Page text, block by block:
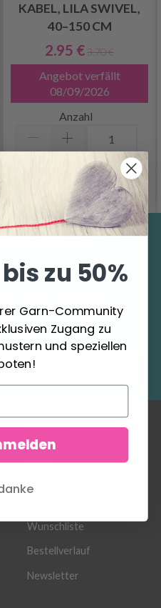
KABEL, LILA SWIVEL,
40–150 CM
2.95 €3.70 €
Angebot verfällt
08/09/2026
Anzahl
In den Warenkorb
zu 50%
Garn-Community und
und speziellen
KONTO
Wunschliste
Bestellverlauf
Newsletter
zu 50%
Garn-Community
Zugang zu
und speziellen